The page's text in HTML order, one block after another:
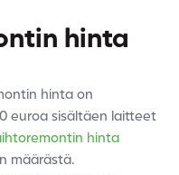
hinta
hinta on
euroa sisältäen laitteet
hinta
määrästä.